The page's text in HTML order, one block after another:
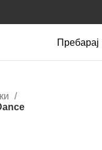
Пребарај